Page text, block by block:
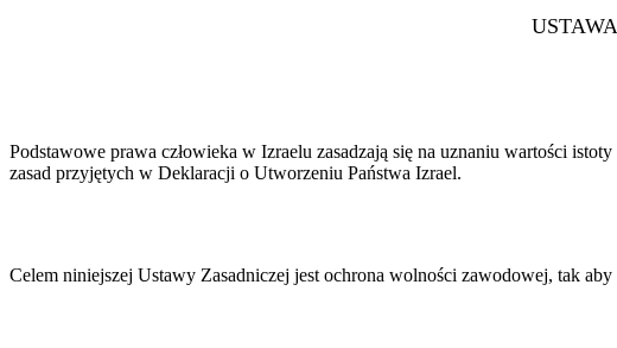
Podstawowe prawa człowieka w Izraelu zasadzają się na uznaniu wartości
zasad przyjętych w Deklaracji o Utworzeniu Państwa Izrael.
Celem niniejszej Ustawy Zasadniczej jest ochrona wolności zawodowej, tak